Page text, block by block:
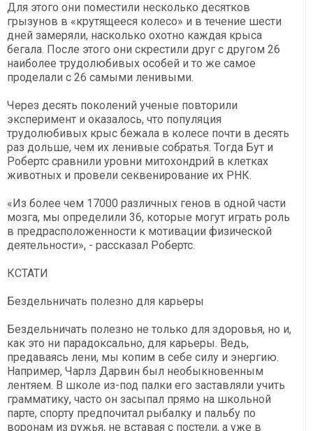
Для этого они поместили несколько десятков
грызунов в «крутящееся колесо» и в течение шести
дней замеряли, насколько охотно каждая крыса
бегала. После этого они скрестили друг с другом 26
наиболее трудолюбивых особей и то же самое
проделали с 26 самыми ленивыми.
Через десять поколений ученые повторили
эксперимент и оказалось, что популяция
трудолюбивых крыс бежала в колесе почти в десять
раз дольше, чем их ленивые собратья. Тогда Бут и
Робертс сравнили уровни митохондрий в клетках
животных и провели секвенирование их РНК.
«Из более чем 17000 различных генов в одной части
мозга, мы определили 36, которые могут играть роль
в предрасположенности к мотивации физической
деятельности», - рассказал Робертс.
КСТАТИ
Бездельничать полезно для карьеры
Бездельничать полезно не только для здоровья, но и,
как это ни парадоксально, для карьеры. Ведь,
предаваясь лени, мы копим в себе силу и энергию.
Например, Чарлз Дарвин был необыкновенным
лентяем. В школе из-под палки его заставляли учить
грамматику, часто он засыпал прямо на школьной
парте, спорту предпочитал рыбалку и пальбу по
воронам из ружья, не вставая с постели, а уже в